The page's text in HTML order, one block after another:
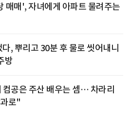
매매', 자녀에게 아파트 물려주는
, 뿌리고 30분 후 물로 씻어내니
방
공은 주산 배우는 셈… 차라리
로"